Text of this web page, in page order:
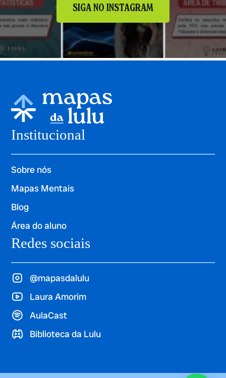
SIGA NO INSTAGRAM
Institucional
Sobre nós
Mapas Mentais
Blog
Área do aluno
Redes sociais
@mapasdalulu
Laura Amorim
AulaCast
Biblioteca da Lulu